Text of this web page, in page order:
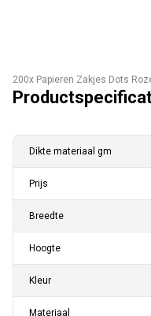
200x Papieren Zakjes Dots
Dikte materiaal gm
Prijs
Breedte
Hoogte
Kleur
Materiaal